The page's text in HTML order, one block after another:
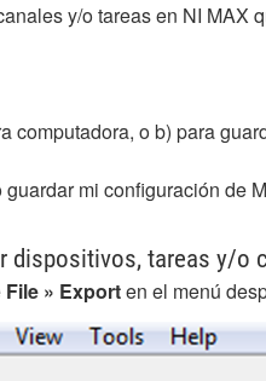
y/o tareas en NI MAX
computadora, o b) para
mi configuración de
dispositivos, tareas y/o
File » Exporten el menú